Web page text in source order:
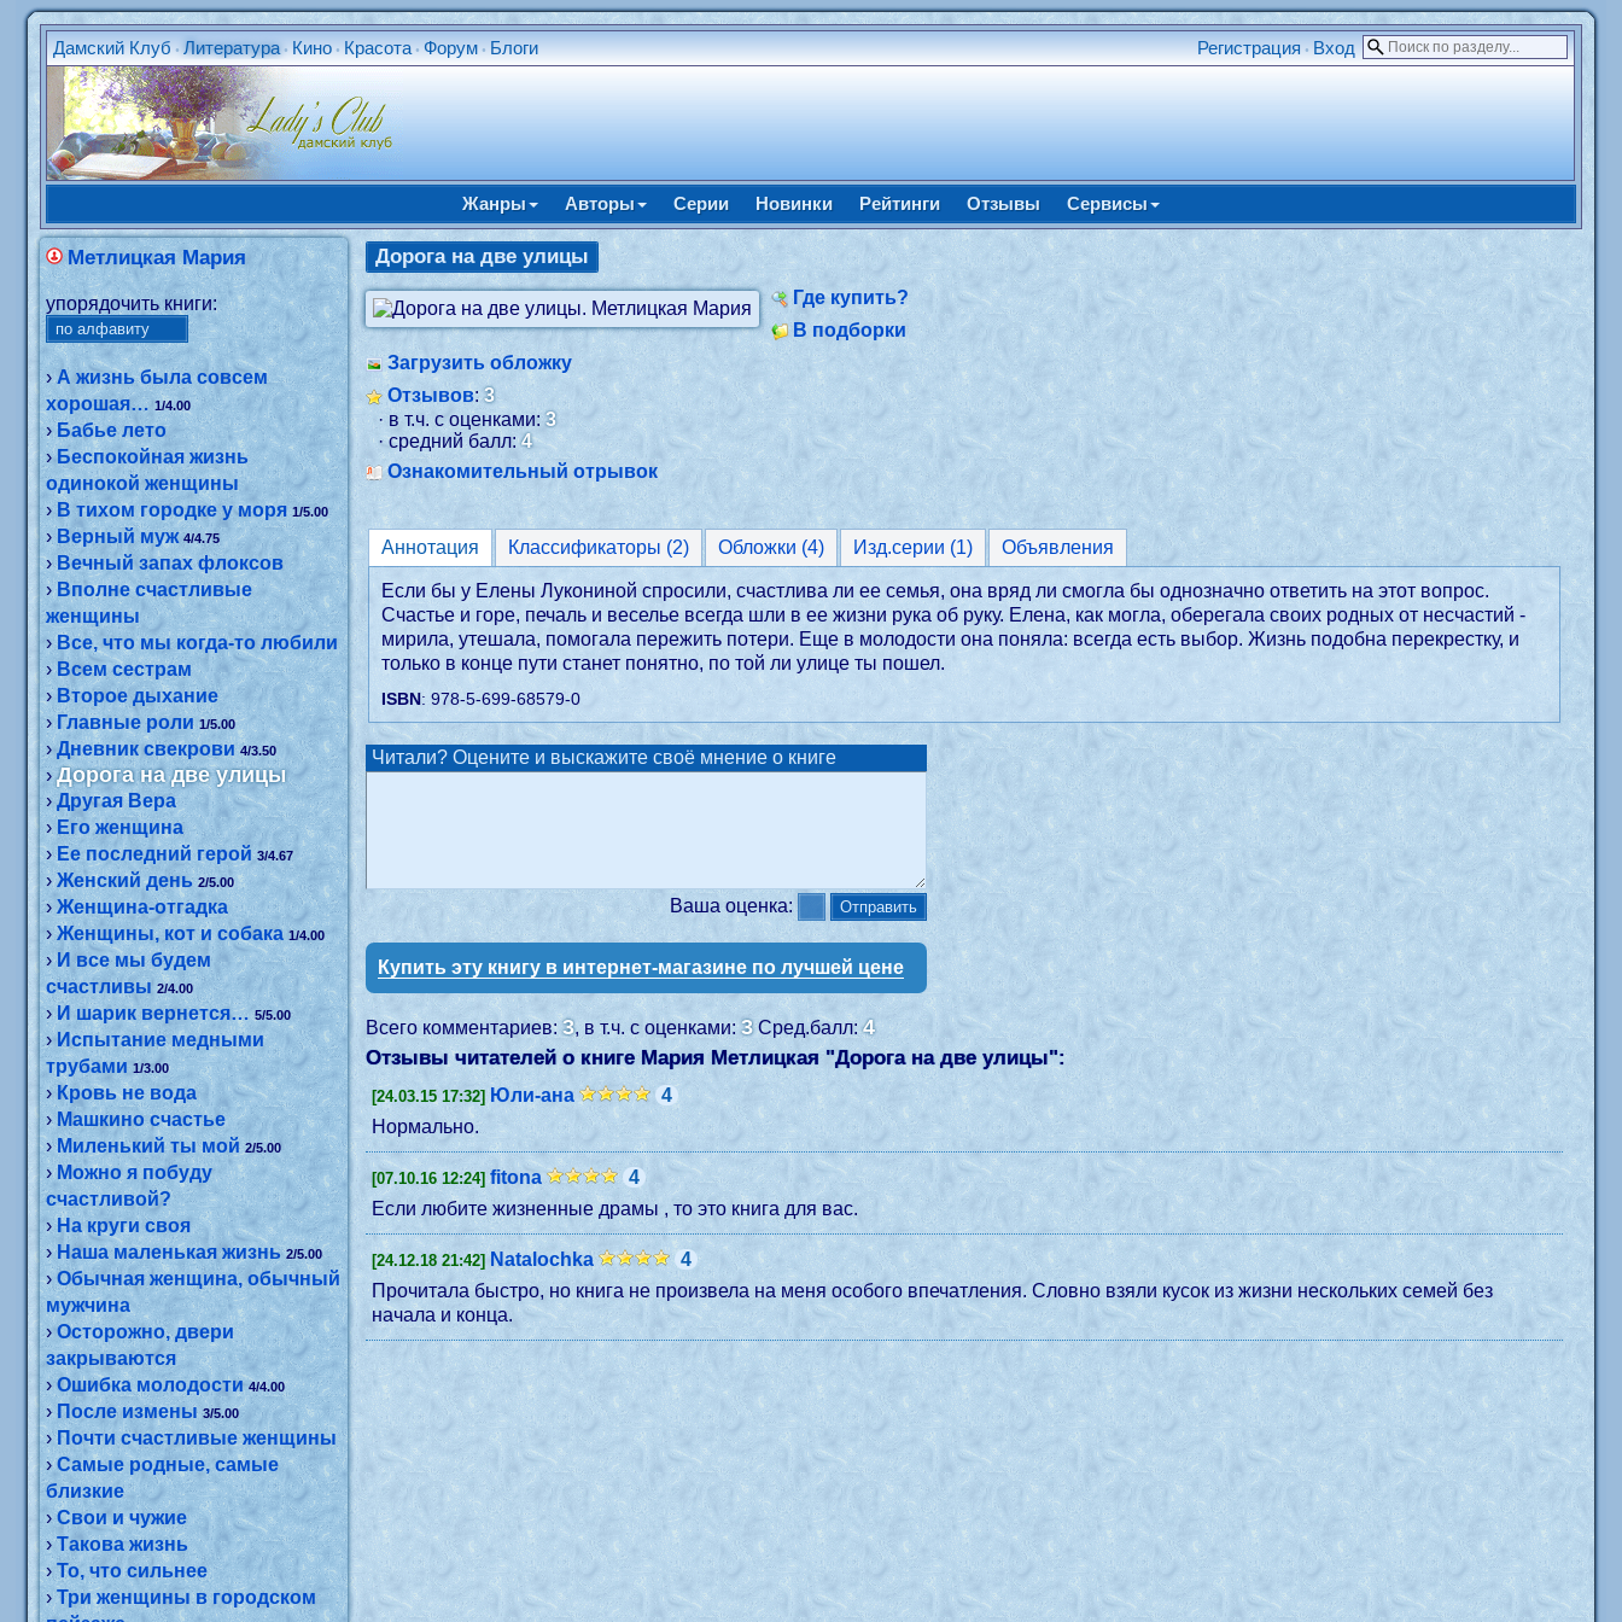
Дамский Клуб •Литература • Кино • Красота •Форум • Блоги Регистрация • Вход
Жанры Авторы Серии Новинки Рейтинги Отзывы Сервисы
Метлицкая Мария
упорядочить книги:
›А жизнь была совсем
хорошая… 1/4.00
›Бабье лето
›Беспокойная жизнь
одинокой женщины
›В тихом городке у моря 1/5.00
› Верный муж 4/4.75
›Вечный запах флоксов
›Вполне счастливые
женщины
›Все, что мы когда-то любили
›Всем сестрам
›Второе дыхание
›Главные роли 1/5.00
›Дневник свекрови 4/3.50
›Дорога на две улицы
›Другая Вера
› Его женщина
›Ее последний герой 3/4.67
›Женский день 2/5.00
›Женщина-отгадка
›Женщины, кот и собака 1/4.00
›И все мы будем
счастливы 2/4.00
›И шарик вернется… 5/5.00
› Испытание медными
трубами 1/3.00
›Кровь не вода
›Машкино счастье
›Миленький ты мой 2/5.00
›Можно я побуду
счастливой?
›На круги своя
›Наша маленькая жизнь 2/5.00
›Обычная женщина, обычный
мужчина
›Осторожно, двери
закрываются
›Ошибка молодости 4/4.00
›После измены 3/5.00
›Почти счастливые женщины
›Самые родные, самые
близкие
›Свои и чужие
›Такова жизнь
›То, что сильнее
›Три женщины в городском
Дорога на две улицы
Где купить?
В подборки
Загрузить обложку
Отзывов:3
· в т.ч. с оценками:3
· средний балл:4
Ознакомительный отрывок
Аннотация Классификаторы (2) Обложки (4) Изд.серии (1) Объявления
Если бы у Елены Лукониной спросили, счастлива ли ее семья, она вряд ли смогла бы однозначно ответить на этот вопрос.
Счастье и горе, печаль и веселье всегда шли в ее жизни рука об руку. Елена, как могла, оберегала своих родных от несчастий -
мирила, утешала, помогала пережить потери. Еще в молодости она поняла: всегда есть выбор. Жизнь подобна перекрестку, и
только в конце пути станет понятно, по той ли улице ты пошел.
ISBN: 978-5-699-68579-0
Читали? Оцените и выскажите своё мнение о книге
Ваша оценка:
Купить эту книгу в интернет-магазине по лучшей цене
Всего комментариев:3, в т.ч. с оценками:3Сред.балл:4
Отзывы читателей о книге Мария Метлицкая "Дорога на две улицы":
[24.03.15 17:32] Юли-ана
4
Нормально.
[07.10.16 12:24] fitona
4
Если любите жизненные драмы , то это книга для вас.
[24.12.18 21:42] Natalochka
4
Прочитала быстро, но книга не произвела на меня особого впечатления. Словно взяли кусок из жизни нескольких семей без
начала и конца.